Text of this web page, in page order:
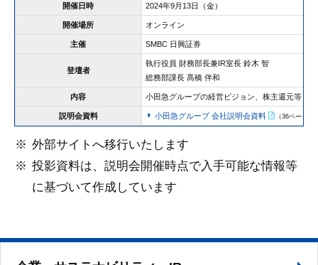
開催日時 2024年9月13日（金）
開催場所 オンライン
主催 SMBC 日興証券
登壇者
執行役員 財務部長兼IR室長 鈴木 智
総務部課長 髙橋 伴和
内容 小田急グループの経営ビジョン、株主還元等
説明会資料 小田急グループ 会社説明会資料 （36ページ/
外部サイトへ移行いたします
投影資料は、説明会開催時点で入手可能な情報等
に基づいて作成しています